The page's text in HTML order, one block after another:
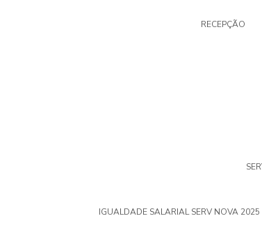
RECEPÇÃO
IGUALDADE SALARIAL SERV NOVA 2025